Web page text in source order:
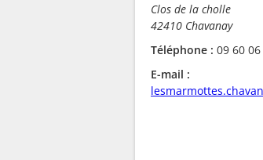
Clos de la cholle
42410 Chavanay
Téléphone : 09 60
E-mail :